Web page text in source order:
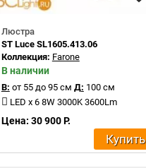
Люстра
ST Luce SL1605.413.06
Коллекция: Farone
В наличии
В: от 55 до 95 см Д: 100 см
LED x 6 8W 3000K 3600Lm
Цена: 30 900 Р.
Купить